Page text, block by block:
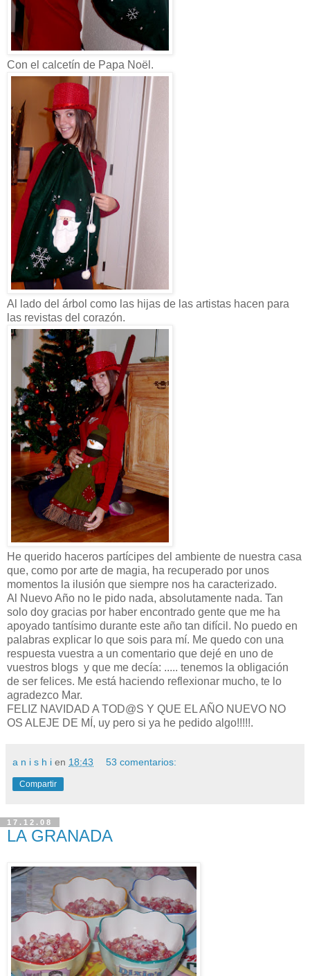
Con el calcetín de Papa Noël.
Al lado del árbol como las hijas de las artistas hacen para
las revistas del corazón.
He querido haceros partícipes del ambiente de nuestra casa
que, como por arte de magia, ha recuperado por unos
momentos la ilusión que siempre nos ha caracterizado.
Al Nuevo Año no le pido nada, absolutamente nada. Tan
solo doy gracias por haber encontrado gente que me ha
apoyado tantísimo durante este año tan difícil. No puedo en
palabras explicar lo que sois para mí. Me quedo con una
respuesta vuestra a un comentario que dejé en uno de
vuestros blogs y que me decía: ..... tenemos la obligación
de ser felices. Me está haciendo reflexionar mucho, te lo
agradezco Mar.
FELIZ NAVIDAD A TOD@S Y QUE EL AÑO NUEVO NO
OS ALEJE DE MÍ, uy pero si ya he pedido algo!!!!!.
a n i s h i en 18:43 53 comentarios:
Compartir
17.12.08
LA GRANADA